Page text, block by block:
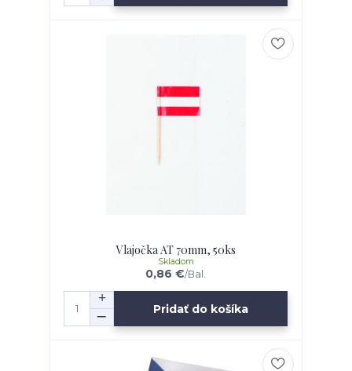
Vlajočka AT 70mm, 50ks
0,86 €/Bal.
Skladom
Pridať do košíka